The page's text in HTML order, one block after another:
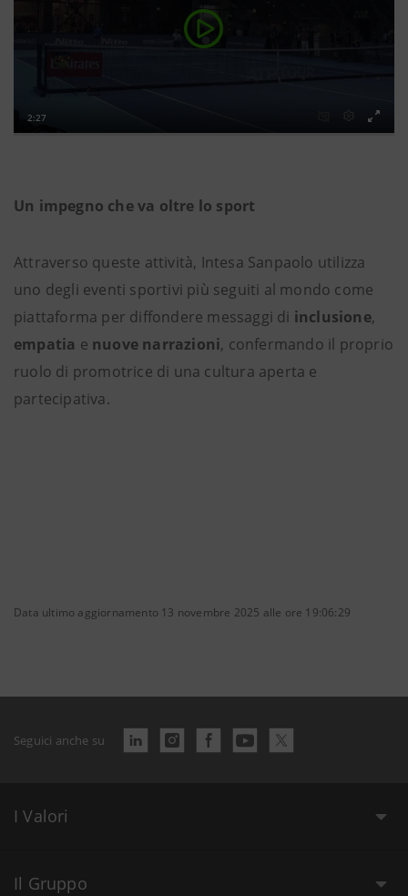
Un impegno che va oltre lo sport
Attraverso queste attività, Intesa Sanpaolo utilizza
uno degli eventi sportivi più seguiti al mondo come
piattaforma per diffondere messaggi di inclusione,
empatia e nuove narrazioni, confermando il proprio
ruolo di promotrice di una cultura aperta e
partecipativa.
Data ultimo aggiornamento 13 novembre 2025 alle ore 19:06:29
Seguici anche su
I Valori
Il Gruppo